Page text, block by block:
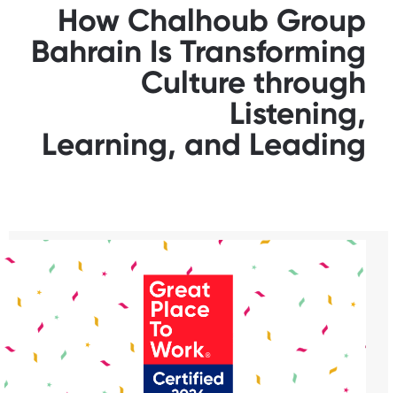
How Chalhoub Group
Bahrain Is Transforming
Culture through
Listening,
Learning, and Leading